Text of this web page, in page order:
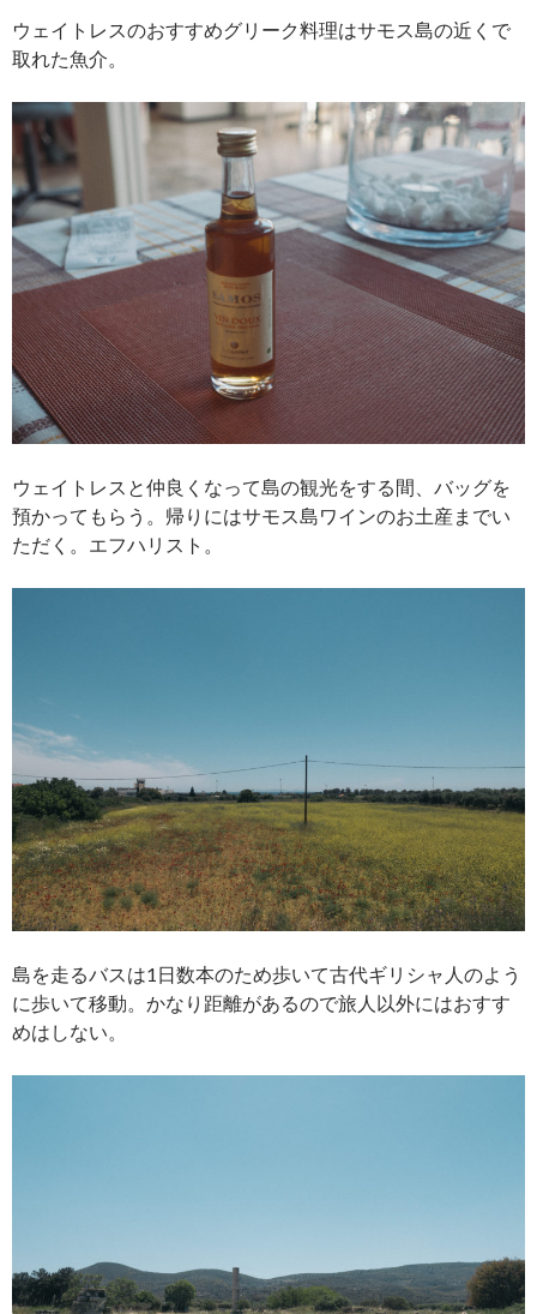
ウェイトレスのおすすめグリーク料理はサモス島の近くで
取れた魚介。
ウェイトレスと仲良くなって島の観光をする間、バッグを
預かってもらう。帰りにはサモス島ワインのお土産までい
ただく。エフハリスト。
島を走るバスは1日数本のため歩いて古代ギリシャ人のよう
に歩いて移動。かなり距離があるので旅人以外にはおすす
めはしない。